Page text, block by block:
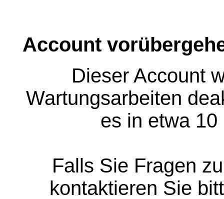
Account
Dieser Account
Wartungsarbeiten
es in etwa
Falls Sie Fragen
kontaktieren Sie